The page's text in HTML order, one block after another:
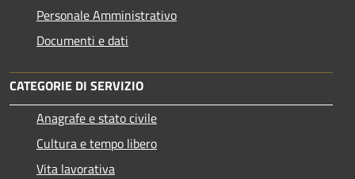
Personale Amministrativo
Documenti e dati
CATEGORIE DI SERVIZIO
Anagrafe e stato civile
Cultura e tempo libero
Vita lavorativa